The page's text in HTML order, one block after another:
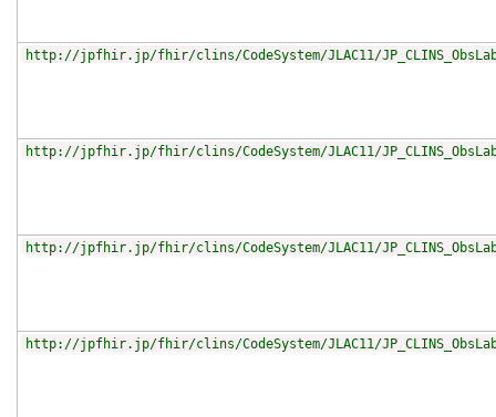
http://jpfhir.jp/fhir/clins/CodeSystem/JLAC11/
http://jpfhir.jp/fhir/clins/CodeSystem/JLAC11/
http://jpfhir.jp/fhir/clins/CodeSystem/JLAC11/
http://jpfhir.jp/fhir/clins/CodeSystem/JLAC11/